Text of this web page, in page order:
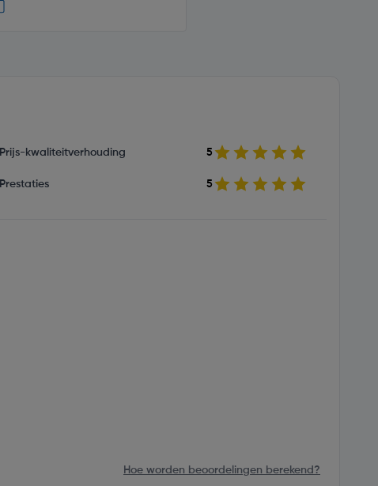
Prijs-kwaliteitverhouding 5
Prestaties 5
Hoe worden beoordelingen berekend?